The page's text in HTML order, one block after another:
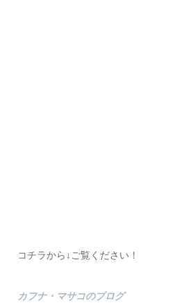
コチラから↓ご覧ください！
カフナ・マサコのブログ